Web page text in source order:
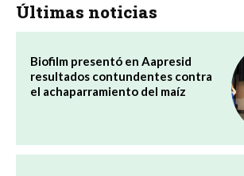
Últimas noticias
Biofilm presentó en Aapresid
resultados contundentes contra
el achaparramiento del maíz